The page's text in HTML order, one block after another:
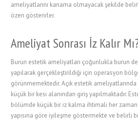
ameliyatlarını kanama olmayacak şekilde
özen gösterirler.
Ameliyat Sonrası İz Kalır
Burun estetik ameliyatları çoğunlukla burun
yapılarak gerçekleştirildiği için operasyon
görünmemektedir. Açık estetik
küçük bir kesi alanından giriş yapılmaktadır.
bölümde küçük bir iz kalma ihtimali her zaman
yapısına göre iyileşme göstermekte ve belirli